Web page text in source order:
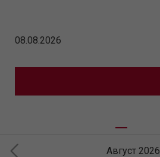
Август 2026